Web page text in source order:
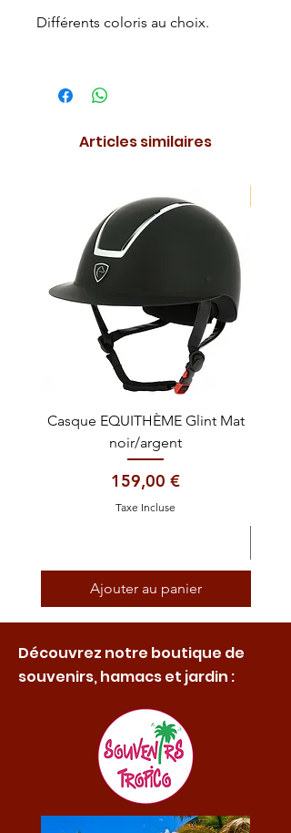
Différents coloris au choix.
Articles similaires
Casque EQUITHÈME Glint Mat
noir/argent
Prix
159,00 €
Taxe Incluse
Ajouter au panier
Découvrez notre boutique de
souvenirs, hamacs et jardin :